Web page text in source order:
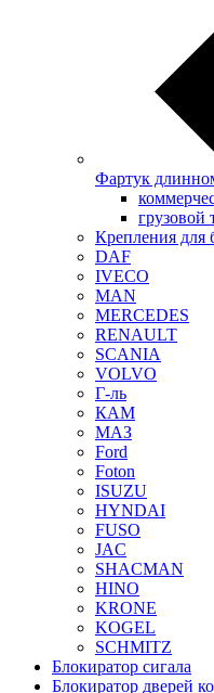
Фартук
грузовой
Крепления для
DAF
IVECO
MAN
MERCEDES
RENAULT
SCANIA
VOLVO
Г-ль
КАМ
МАЗ
Ford
Foton
ISUZU
HYNDAI
FUSO
JAC
SHACMAN
HINO
KRONE
KOGEL
SCHMITZ
Блокиратор сигала
Блокиратор дверей